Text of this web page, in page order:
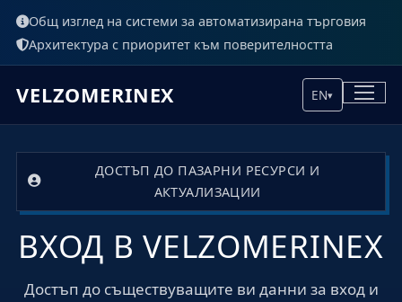
Общ изглед на системи за автоматизирана търговия
Архитектура с приоритет към поверителността
VELZOMERINEX EN▾
ДОСТЪП ДО ПАЗАРНИ РЕСУРСИ И
АКТУАЛИЗАЦИИ
ВХОД В VELZOMERINEX
Достъп до съществуващите ви данни за вход и